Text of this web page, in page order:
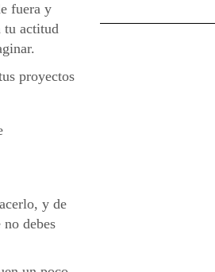
fuera y
tu actitud
proyectos
y de
debes